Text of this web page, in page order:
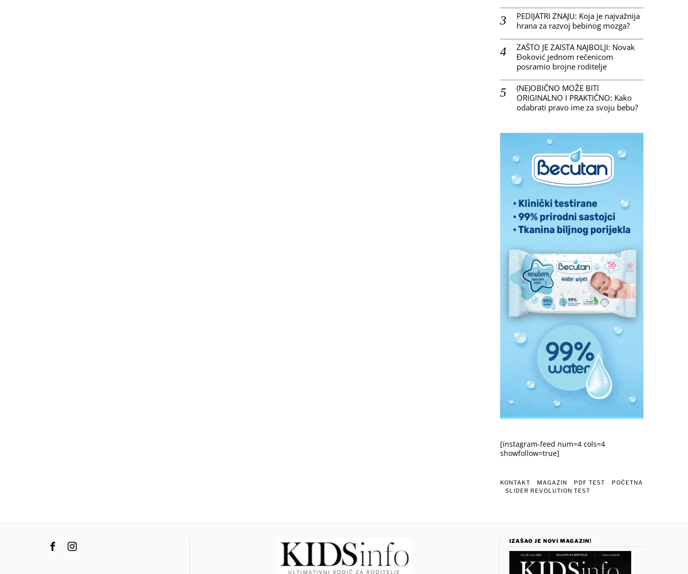
PEDIJATRI ZNAJU: Koja je najvažnija
hrana za razvoj bebinog mozga?
ZAŠTO JE ZAISTA NAJBOLJI: Novak
Đoković jednom rečenicom
posramio brojne roditelje
(NE)OBIČNO MOŽE BITI
ORIGINALNO I PRAKTIČNO: Kako
odabrati pravo ime za svoju bebu?
[instagram-feed num=4 cols=4
showfollow=true]
KONTAKT MAGAZIN PDF TEST
POČETNA
SLIDER REVOLUTION TEST
IZAŠAO JE NOVI MAGAZIN!